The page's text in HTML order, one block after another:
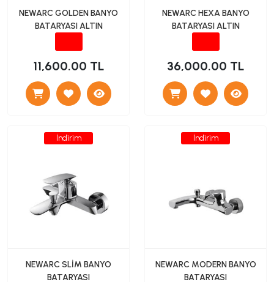
NEWARC GOLDEN BANYO
BATARYASI ALTIN
11,600.00 TL
NEWARC HEXA BANYO
BATARYASI ALTIN
36,000.00 TL
İndirim
NEWARC SLİM BANYO
BATARYASI
İndirim
NEWARC MODERN BANYO
BATARYASI